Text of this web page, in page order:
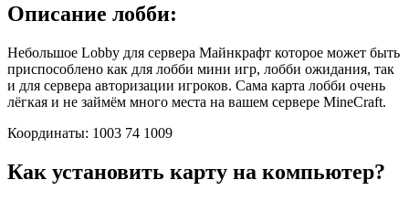
Описание лобби:
Небольшое Lobby для сервера Майнкрафт которое может быть
приспособлено как для лобби мини игр, лобби ожидания, так
и для сервера авторизации игроков. Сама карта лобби очень
лёгкая и не займём много места на вашем сервере MineCraft.
Координаты: 1003 74 1009
Как установить карту на компьютер?